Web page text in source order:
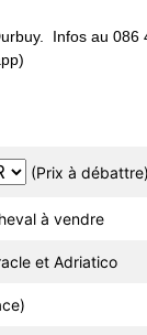
Infos au 086
(Prix à débattre)
à vendre
et Adriatico